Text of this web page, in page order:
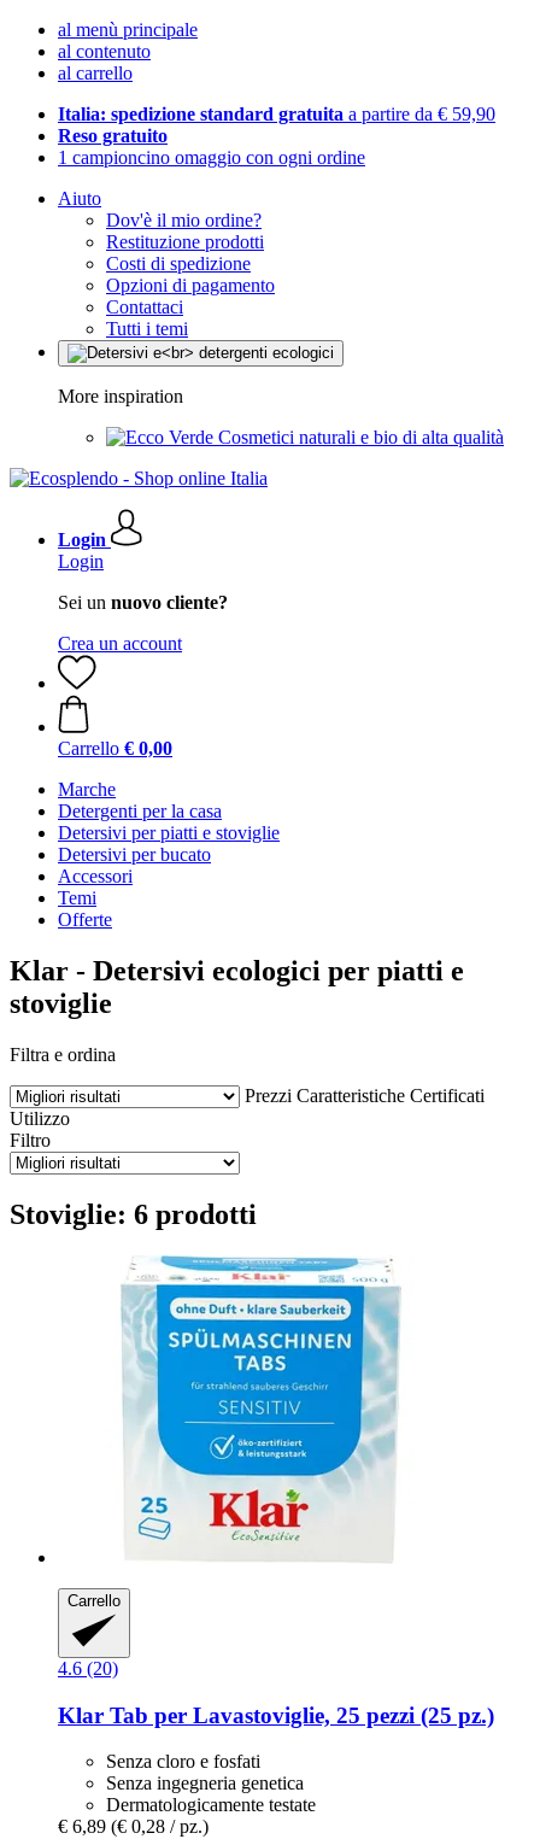
al menù principale
al contenuto
al carrello
Italia: spedizione standard gratuita a partire da € 59,90
Reso gratuito
1 campioncino omaggio con ogni ordine
Aiuto
Dov'è il mio ordine?
Restituzione prodotti
Costi di spedizione
Opzioni di pagamento
Contattaci
Tutti i temi
More inspiration
Cosmetici naturali e bio di alta qualità
Login
Login
Sei un nuovo cliente?
Crea un account
Carrello € 0,00
Marche
Detergenti per la casa
Detersivi per piatti e stoviglie
Detersivi per bucato
Accessori
Temi
Offerte
Klar - Detersivi ecologici per piatti e
stoviglie
Filtra e ordina
Prezzi Caratteristiche Certificati
Utilizzo
Filtro
Stoviglie: 6 prodotti
Carrello
4.6 (20)
Klar Tab per Lavastoviglie, 25 pezzi (25 pz.)
Senza cloro e fosfati
Senza ingegneria genetica
Dermatologicamente testate
€ 6,89 (€ 0,28 / pz.)